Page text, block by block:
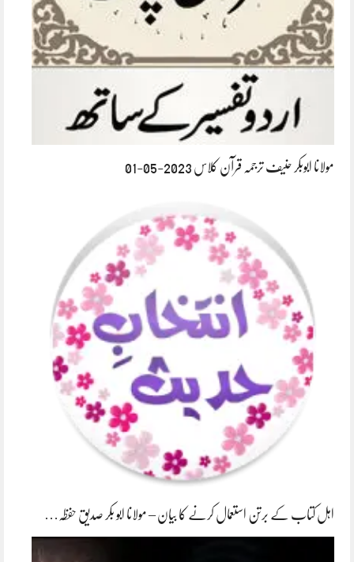
مولانا ابوبکر حنیف ترجمہ قرآن کلاس 2023-05-01
اہل کتاب کے برتن استعمال کرنے کا بیان – مولانا ابو بکر صدیق حفظہ…